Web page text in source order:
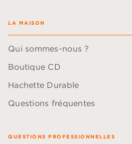
LA MAISON
Qui sommes-nous ?
Boutique CD
Hachette Durable
Questions fréquentes
QUESTIONS PROFESSIONNELLES